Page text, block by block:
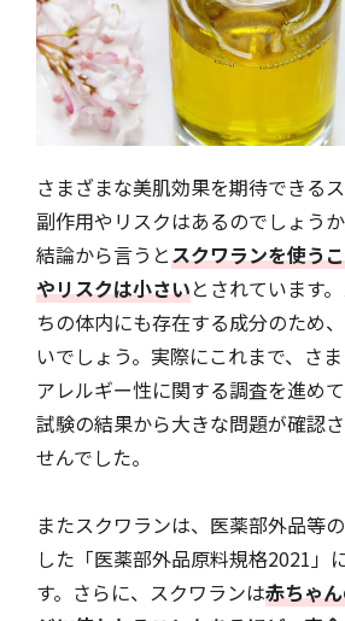
さまざまな美肌効果を期待できる
副作用やリスクはあるのでしょう
結論から言うとスクワランを使う
やリスクは小さいとされています
ちの体内にも存在する成分のため
いでしょう。実際にこれまで、さ
アレルギー性に関する調査を進め
試験の結果から大きな問題が確認
せんでした。
またスクワランは、医薬部外品等
した「医薬部外品原料規格2021」
す。さらに、スクワランは赤ちゃ